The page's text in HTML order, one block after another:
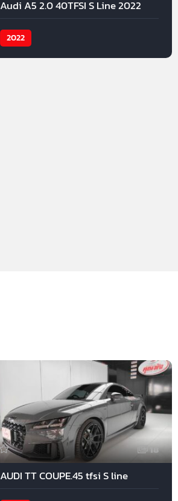
Audi A5 2.0 40TFSI S Line 2022
2022
18
AUDI TT COUPE.45 tfsi S line